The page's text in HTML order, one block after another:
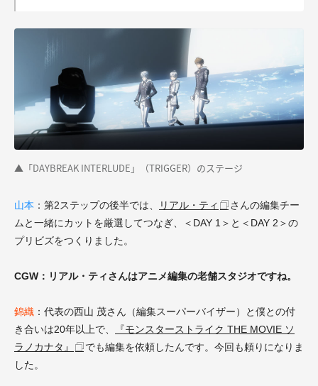
▲「DAYBREAK INTERLUDE」（TRIGGER）のステージ
山本 ：第2ステップの後半では、 リアル・ティ
さんの編集チー
ムと一緒にカットを厳選してつなぎ、＜DAY 1＞と＜DAY 2＞の
プリビズをつくりました。
CGW：リアル・ティさんはアニメ編集の老舗スタジオですね。
錦織 ：代表の西山 茂さん（編集スーパーバイザー）と僕との付
き合いは20年以上で、
『モンスターストライク THE MOVIE ソ
ラノカナタ』
でも編集を依頼したんです。今回も頼りになりま
した。